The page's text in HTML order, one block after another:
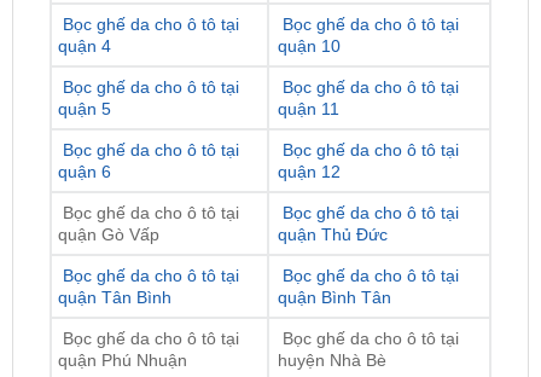
Bọc ghế da cho ô tô tại
quận 5
Bọc ghế da cho ô tô tại
quận 11
Bọc ghế da cho ô tô tại
quận 6
Bọc ghế da cho ô tô tại
quận 12
Bọc ghế da cho ô tô tại
quận Gò Vấp
Bọc ghế da cho ô tô tại
quận Thủ Đức
Bọc ghế da cho ô tô tại
quận Tân Bình
Bọc ghế da cho ô tô tại
quận Bình Tân
Bọc ghế da cho ô tô tại
quận Phú Nhuận
Bọc ghế da cho ô tô tại
huyện Nhà Bè
Bọc ghế da cho ô tô tại
quận Bình Thạnh
Bọc ghế da cho ô tô tại
huyện Hóc Môn